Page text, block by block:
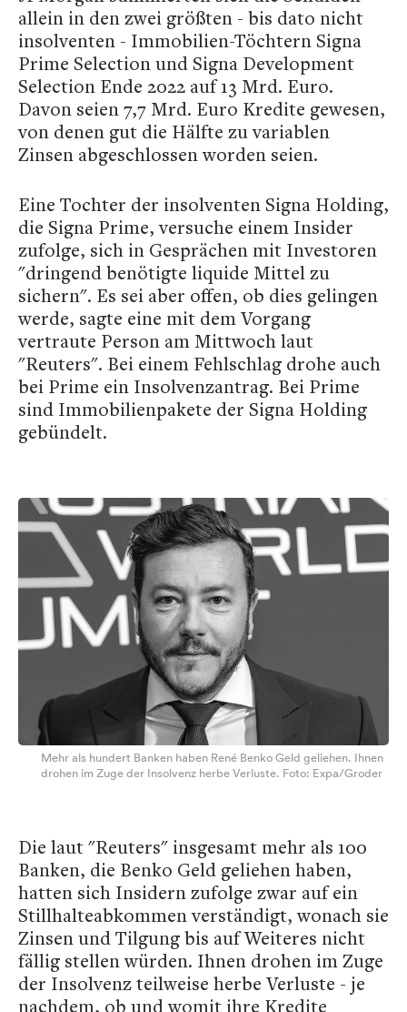
allein in den zwei größten - bis dato nicht
insolventen - Immobilien-Töchtern Signa
Prime Selection und Signa Development
Selection Ende 2022 auf 13 Mrd. Euro.
Davon seien 7,7 Mrd. Euro Kredite gewesen,
von denen gut die Hälfte zu variablen
Zinsen abgeschlossen worden seien.
Eine Tochter der insolventen Signa Holding,
die Signa Prime, versuche einem Insider
zufolge, sich in Gesprächen mit Investoren
"dringend benötigte liquide Mittel zu
sichern". Es sei aber offen, ob dies gelingen
werde, sagte eine mit dem Vorgang
vertraute Person am Mittwoch laut
"Reuters". Bei einem Fehlschlag drohe auch
bei Prime ein Insolvenzantrag. Bei Prime
sind Immobilienpakete der Signa Holding
gebündelt.
Mehr als hundert Banken haben René Benko Geld geliehen. Ihnen
drohen im Zuge der Insolvenz herbe Verluste. Foto: Expa/Groder
Die laut "Reuters" insgesamt mehr als 100
Banken, die Benko Geld geliehen haben,
hatten sich Insidern zufolge zwar auf ein
Stillhalteabkommen verständigt, wonach sie
Zinsen und Tilgung bis auf Weiteres nicht
fällig stellen würden. Ihnen drohen im Zuge
der Insolvenz teilweise herbe Verluste - je
nachdem, ob und womit ihre Kredite